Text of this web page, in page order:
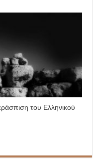
του Ελληνικού